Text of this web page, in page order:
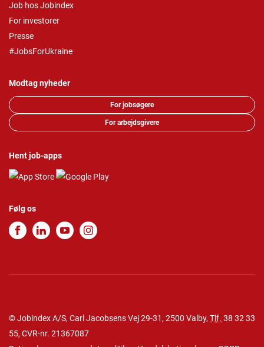
Job hos Jobindex
For investorer
Presse
#JobsForUkraine
Modtag nyheder
For jobsøgere
For arbejdsgivere
Hent job-apps
Følg os
© Jobindex A/S, Carl Jacobsens Vej 29-31, 2500 Valby, Tlf. 38 32 33
55, CVR-nr. 21367087